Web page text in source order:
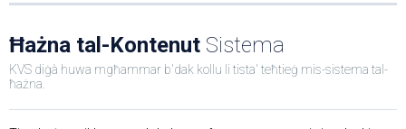
Ħażna tal-Kontenut Sistema
KVS diġà huwa mgħammar b'dak kollu li tista' teħtieġ mis-sistema tal-
ħażna.